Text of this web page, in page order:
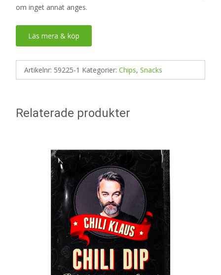
om inget annat anges.
Läs mera & köp
Artikelnr: 59225-1 Kategorier: Chips, Snacks
Relaterade produkter